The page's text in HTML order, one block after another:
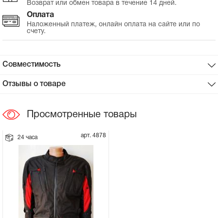
Сцепное устройство, шплинт
Прокладки на мотоблок
Свечи на мотоблок
Элементы управления, тросики на
Навесное и запчасти к нему
Возврат или обмен товара в течение 14 дней.
Оплата
Наложенный платеж, онлайн оплата на сайте или по
счету.
Совместимость
Отзывы о товаре
Просмотренные товары
24 часа арт. 4878